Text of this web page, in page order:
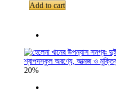
Add to cart
20%